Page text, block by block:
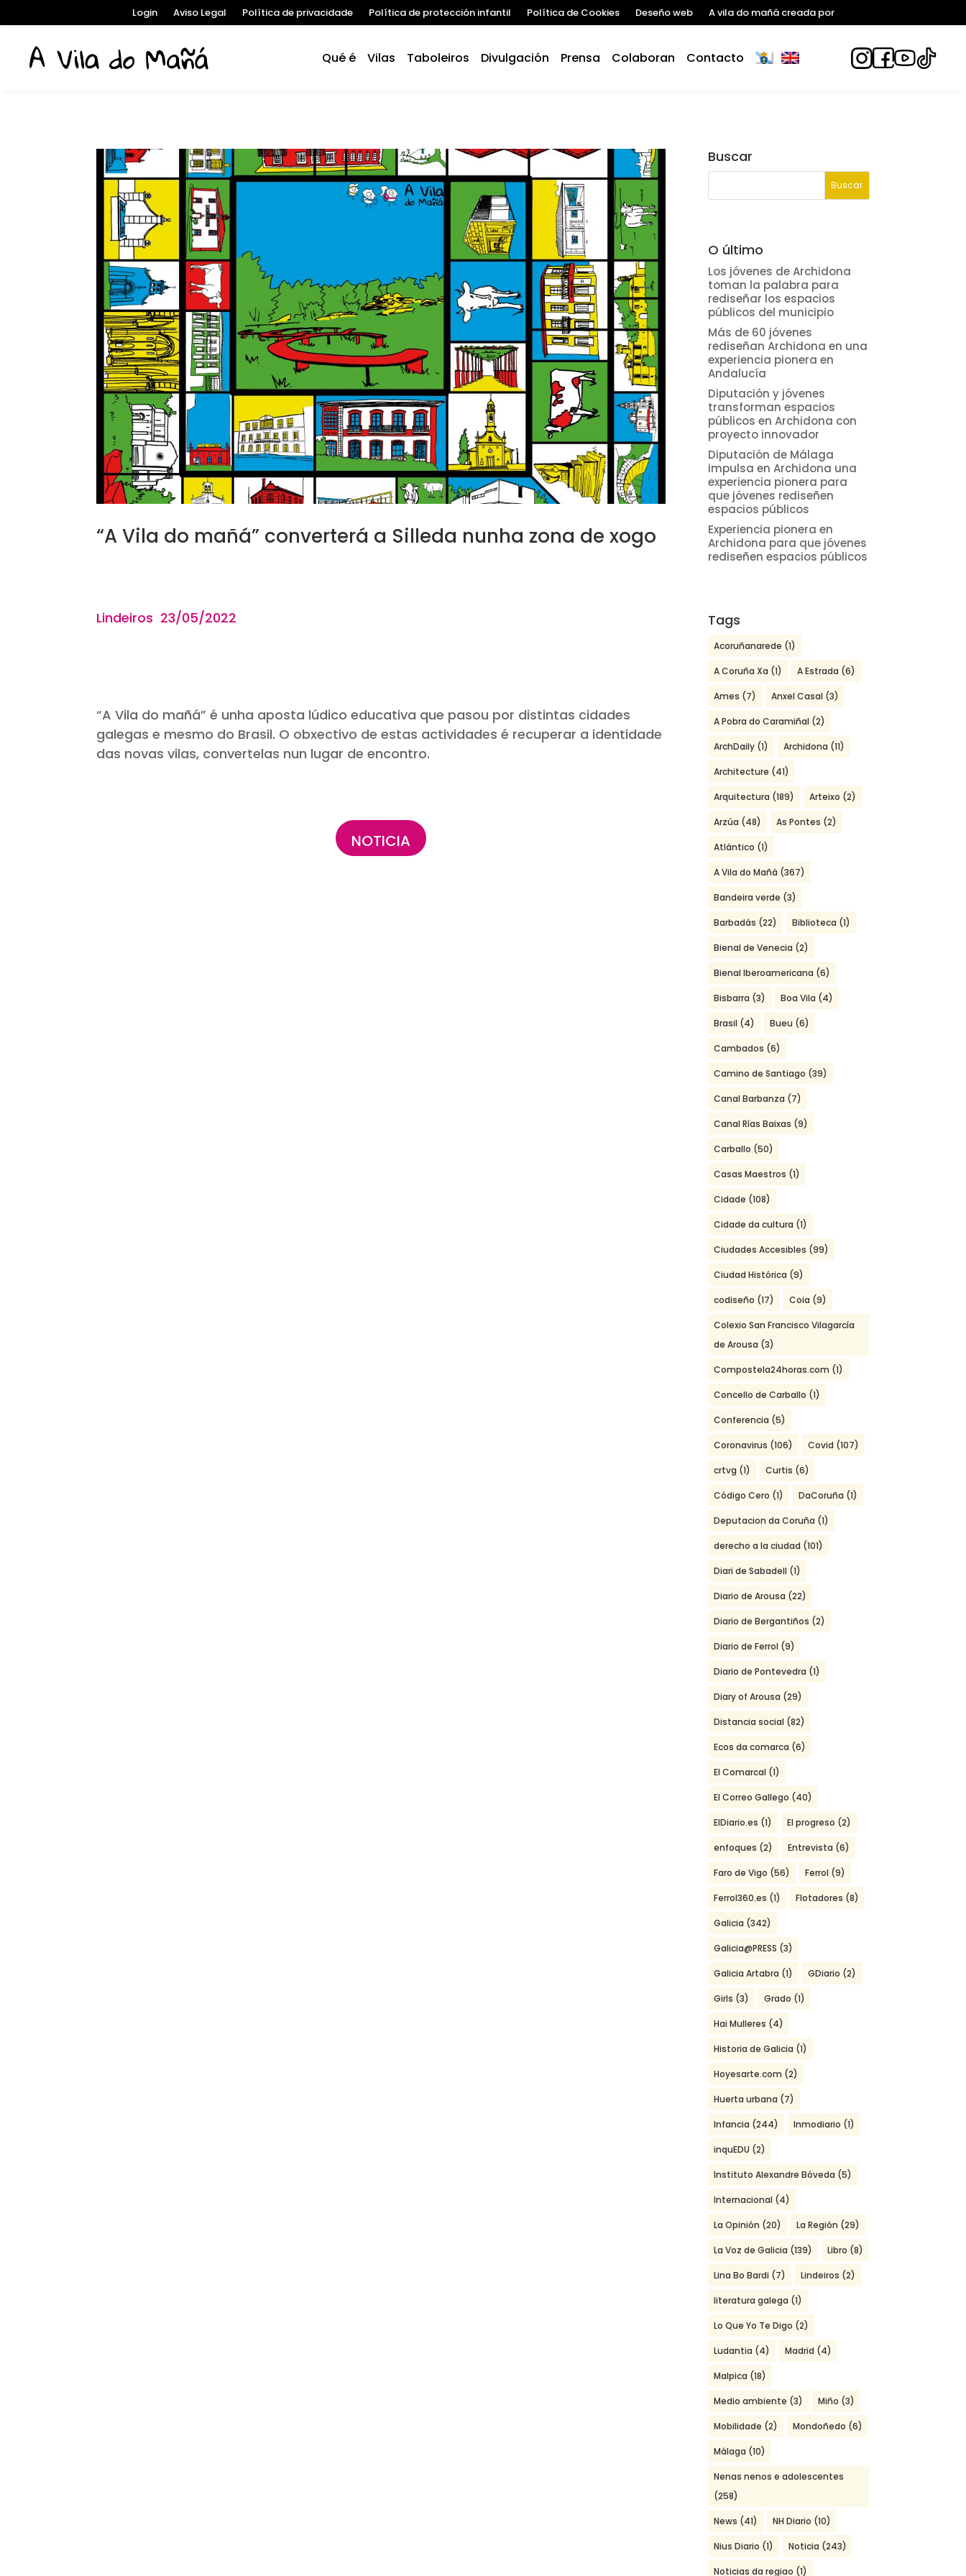
Login Aviso Legal Política de privacidade Política de protección infantil Política de Cookies Deseño web A vila do mañá creada por
Qué é Vilas Taboleiros Divulgación Prensa Colaboran Contacto
“A Vila do mañá” converterá a Silleda nunha zona de xogo
Lindeiros 23/05/2022
“A Vila do mañá” é unha aposta lúdico educativa que pasou por distintas cidades
galegas e mesmo do Brasil. O obxectivo de estas actividades é recuperar a identidade
das novas vilas, convertelas nun lugar de encontro.
NOTICIA
Buscar
O último
Los jóvenes de Archidona
toman la palabra para
rediseñar los espacios
públicos del municipio
Más de 60 jóvenes
rediseñan Archidona en una
experiencia pionera en
Andalucía
Diputación y jóvenes
transforman espacios
públicos en Archidona con
proyecto innovador
Diputación de Málaga
impulsa en Archidona una
experiencia pionera para
que jóvenes rediseñen
espacios públicos
Experiencia pionera en
Archidona para que jóvenes
rediseñen espacios públicos
Tags
Acoruñanarede (1)
A Coruña Xa (1) A Estrada (6)
Ames (7) Anxel Casal (3)
A Pobra do Caramiñal (2)
ArchDaily (1) Archidona (11)
Architecture (41)
Arquitectura (189) Arteixo (2)
Arzúa (48) As Pontes (2)
Atlántico (1)
A Vila do Mañá (367)
Bandeira verde (3)
Barbadás (22) Biblioteca (1)
Bienal de Venecia (2)
Bienal Iberoamericana (6)
Bisbarra (3) Boa Vila (4)
Brasil (4) Bueu (6)
Cambados (6)
Camino de Santiago (39)
Canal Barbanza (7)
Canal Rías Baixas (9)
Carballo (50)
Casas Maestros (1)
Cidade (108)
Cidade da cultura (1)
Ciudades Accesibles (99)
Ciudad Histórica (9)
codiseño (17) Coia (9)
Colexio San Francisco Vilagarcía
de Arousa (3)
Compostela24horas.com (1)
Concello de Carballo (1)
Conferencia (5)
Coronavirus (106) Covid (107)
crtvg (1) Curtis (6)
Código Cero (1) DaCoruña (1)
Deputacion da Coruña (1)
derecho a la ciudad (101)
Diari de Sabadell (1)
Diario de Arousa (22)
Diario de Bergantiños (2)
Diario de Ferrol (9)
Diario de Pontevedra (1)
Diary of Arousa (29)
Distancia social (82)
Ecos da comarca (6)
El Comarcal (1)
El Correo Gallego (40)
ElDiario.es (1) El progreso (2)
enfoques (2) Entrevista (6)
Faro de Vigo (56) Ferrol (9)
Ferrol360.es (1) Flotadores (8)
Galicia (342)
Galicia@PRESS (3)
Galicia Artabra (1) GDiario (2)
Girls (3) Grado (1)
Hai Mulleres (4)
Historia de Galicia (1)
Hoyesarte.com (2)
Huerta urbana (7)
Infancia (244) Inmodiario (1)
inquEDU (2)
Instituto Alexandre Bóveda (5)
Internacional (4)
La Opinión (20) La Región (29)
La Voz de Galicia (139) Libro (8)
Lina Bo Bardi (7) Lindeiros (2)
literatura galega (1)
Lo Que Yo Te Digo (2)
Ludantia (4) Madrid (4)
Malpica (18)
Medio ambiente (3) Miño (3)
Mobilidade (2) Mondoñedo (6)
Málaga (10)
Nenas nenos e adolescentes
(258)
News (41) NH Diario (10)
Nius Diario (1) Noticia (243)
Noticias da regiao (1)